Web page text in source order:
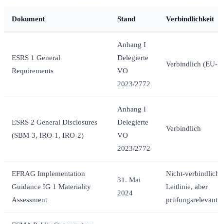
Dokument Stand Verbindlichkeit
ESRS 1 General
Requirements
Anhang I
Delegierte
VO
2023/2772
Verbindlich
ESRS 2 General Disclosures
(SBM-3, IRO-1, IRO-2)
Anhang I
Delegierte
VO
2023/2772
Verbindlich
EFRAG Implementation
Guidance IG 1 Materiality
Assessment
31. Mai
2024
Nicht-
Leitlinie, aber
prüfungsrelevant